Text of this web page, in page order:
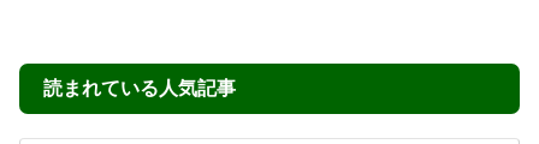
読まれている人気記事